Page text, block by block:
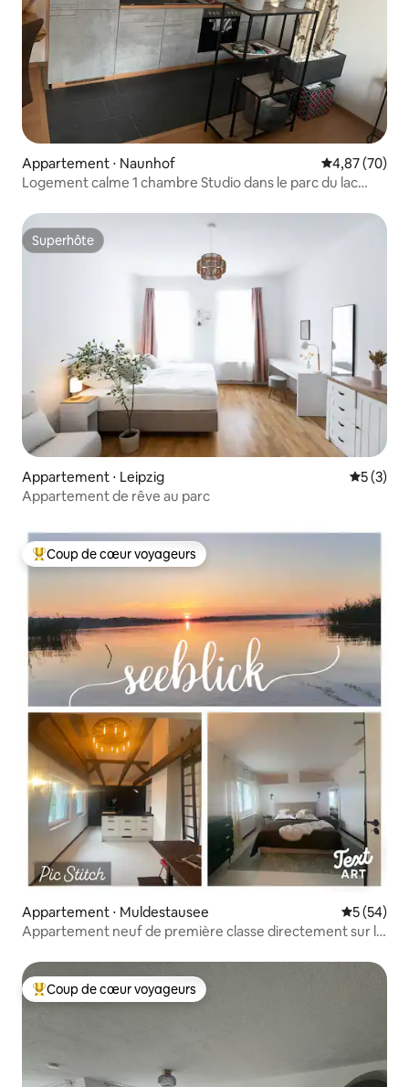
Appartement ⋅ Naunhof Évaluation
4,87 (70)
Logement calme 1 chambre Studio dans le parc du lac
Superhôte
Superhôte
Appartement ⋅ Leipzig
5 (3)
Appartement de rêve au parc
Coups de cœur voyageurs les plus appréciés
Coup de cœur voyageurs
Appartement ⋅ Muldestausee
5 (54)
Appartement neuf de première classe directement sur le
Coups de cœur voyageurs les plus appréciés
Coup de cœur voyageurs